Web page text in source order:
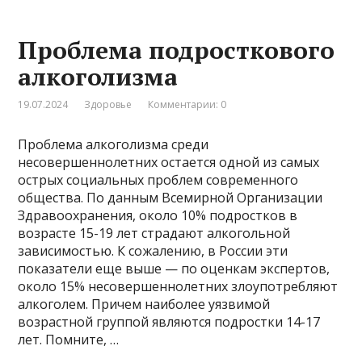
Проблема подросткового
алкоголизма
19.07.2024 Здоровье Комментарии: 0
Проблема алкоголизма среди
несовершеннолетних остается одной из самых
острых социальных проблем современного
общества. По данным Всемирной Организации
Здравоохранения, около 10% подростков в
возрасте 15-19 лет страдают алкогольной
зависимостью. К сожалению, в России эти
показатели еще выше — по оценкам экспертов,
около 15% несовершеннолетних злоупотребляют
алкоголем. Причем наиболее уязвимой
возрастной группой являются подростки 14-17
лет. Помните, …